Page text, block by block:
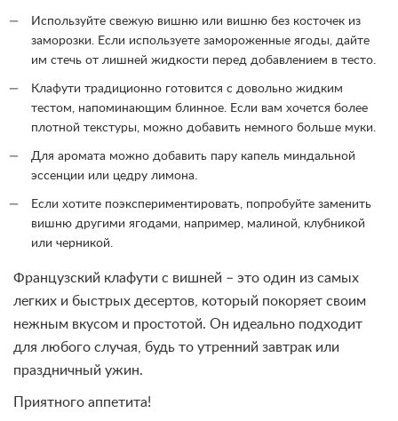
Используйте свежую вишню или вишню без косточек из
заморозки. Если используете замороженные ягоды, дайте
им стечь от лишней жидкости перед добавлением в тесто.
Клафути традиционно готовится с довольно жидким
тестом, напоминающим блинное. Если вам хочется более
плотной текстуры, можно добавить немного больше муки.
Для аромата можно добавить пару капель миндальной
эссенции или цедру лимона.
Если хотите поэкспериментировать, попробуйте заменить
вишню другими ягодами, например, малиной, клубникой
или черникой.
Французский клафути с вишней – это один из самых
легких и быстрых десертов, который покоряет своим
нежным вкусом и простотой. Он идеально подходит
для любого случая, будь то утренний завтрак или
праздничный ужин.
Приятного аппетита!